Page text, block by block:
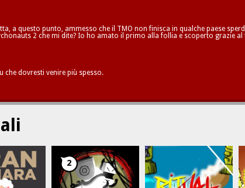
a questo punto, ammesso che il TMO non finisca in qualche paese
2 che mi dite? Io ho amato il primo alla follia e scoperto grazie
che dovresti venire più spesso.
2